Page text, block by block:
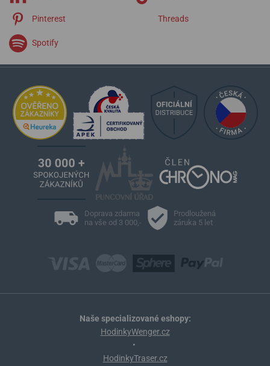
Pinterest Threads
Spotify
Doprava zdarma
na vše od 3 000,-
Prodloužená
záruka 5 let
Naše specializované eshopy:
HodinkyWenger.cz
•
HodinkyTraser.cz